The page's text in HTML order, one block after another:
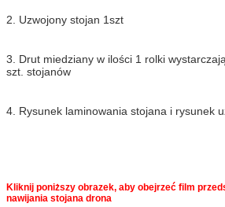
2. Uzwojony stojan 1szt
3. Drut miedziany w ilości 1 rolki
szt. stojanów
4. Rysunek laminowania stojana i rysunek
Kliknij poniższy obrazek, aby obejrzeć film
nawijania stojana drona